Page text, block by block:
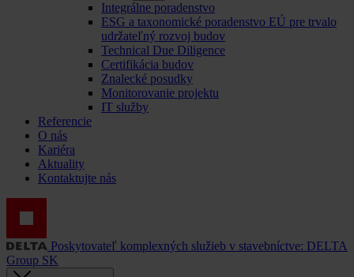
Integrálne poradenstvo
ESG a taxonomické poradenstvo EÚ pre trvalo
udržateľný rozvoj budov
Technical Due Diligence
Certifikácia budov
Znalecké posudky
Monitorovanie projektu
IT služby
Referencie
O nás
Kariéra
Aktuality
Kontaktujte nás
Poskytovateľ komplexných služieb v stavebníctve: DELTA
Group SK